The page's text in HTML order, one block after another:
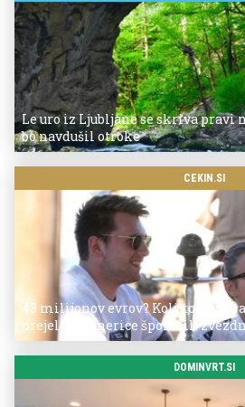
Le uro iz Ljubljane se skriva pravi
bo navdušil otroke
CEKIN.SI
43 milijonov evrov? Koliko so po
prejele partnerice športnih
DOMINVRT.SI